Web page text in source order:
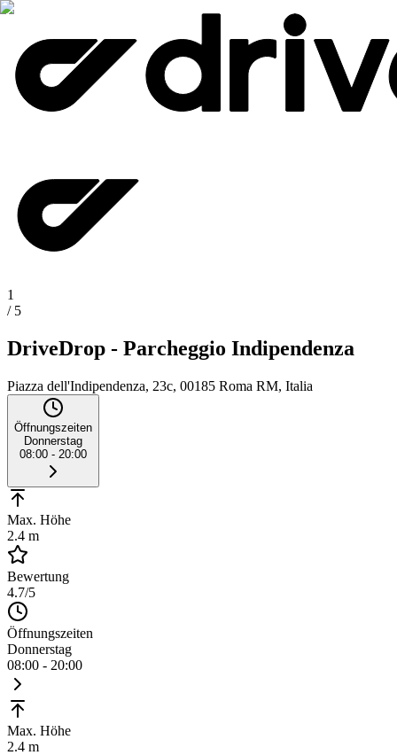
1
/ 5
DriveDrop - Parcheggio Indipendenza
Piazza dell'Indipendenza, 23c, 00185 Roma RM, Italia
Öffnungszeiten
Donnerstag
08:00 - 20:00
Max. Höhe
2.4 m
Bewertung
4.7/5
Öffnungszeiten
Donnerstag
08:00 - 20:00
Max. Höhe
2.4 m